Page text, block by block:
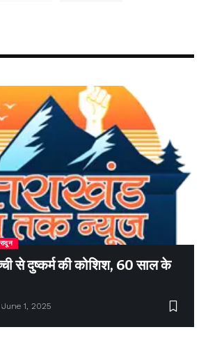
से दुष्कर्म की कोशिश, 60 साल के
June 1, 2025